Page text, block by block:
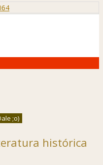
histórica